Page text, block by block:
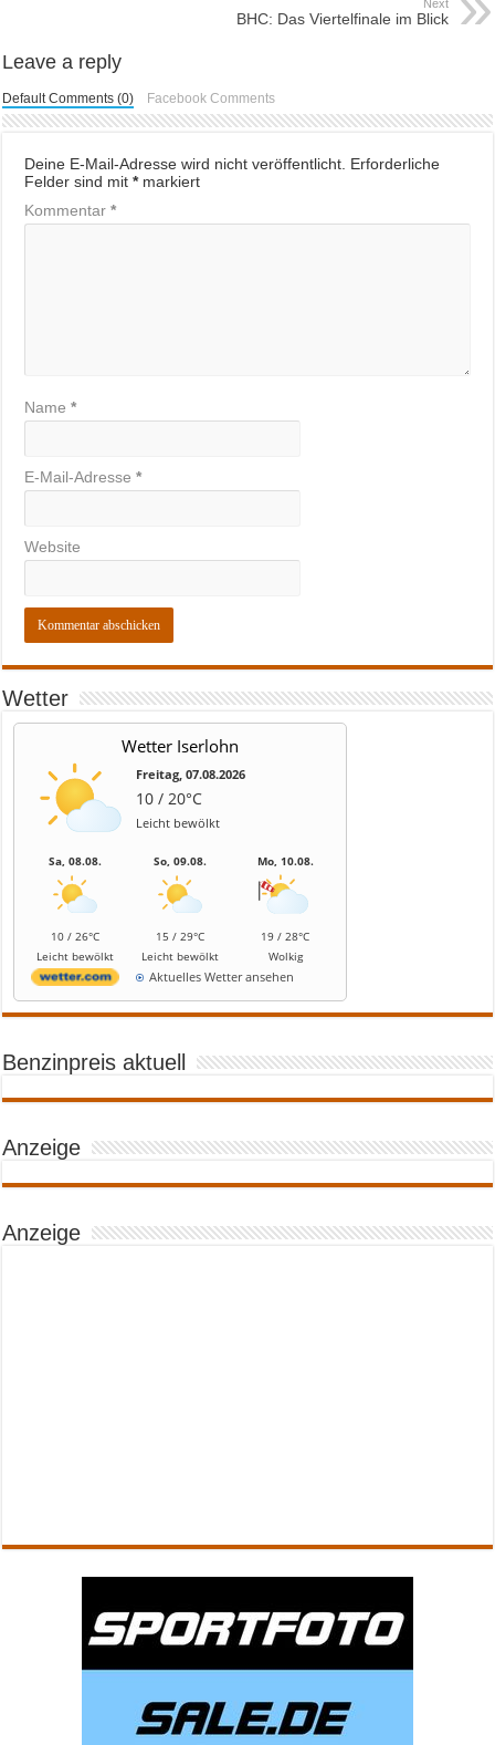
Next
BHC: Das Viertelfinale im Blick
Leave a reply
Default Comments (0) Facebook Comments
Deine E-Mail-Adresse wird nicht veröffentlicht. Erforderliche
Felder sind mit*markiert
Kommentar*
Name*
E-Mail-Adresse*
Website
Wetter
Wetter Iserlohn
Freitag, 07.08.2026
10 / 20°C
Leicht bewölkt
Sa, 08.08.
10 / 26°C
Leicht bewölkt
So, 09.08.
15 / 29°C
Leicht bewölkt
Mo, 10.08.
19 / 28°C
Wolkig
Aktuelles Wetter ansehen
Benzinpreis aktuell
Anzeige
Anzeige